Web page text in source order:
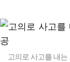
고의로 사고를 내